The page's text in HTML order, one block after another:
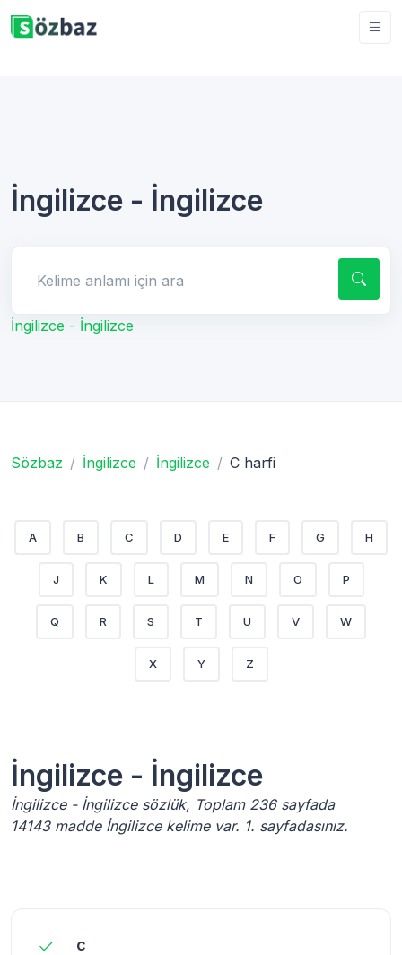
İngilizce - İngilizce
İngilizce - İngilizce
Sözbaz İngilizce İngilizce C harfi
A B C D E F G H
J K L M N O P
Q R S T U V W
X Y Z
İngilizce - İngilizce
İngilizce - İngilizce sözlük, Toplam 236 sayfada
14143 madde İngilizce kelime var. 1. sayfadasınız.
c